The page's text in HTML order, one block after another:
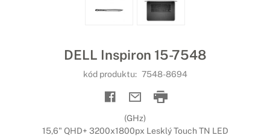
DELL Inspiron 15-7548
kód produktu: 7548-8694
(GHz)
15,6" QHD+ 3200x1800px Lesklý Touch TN LED